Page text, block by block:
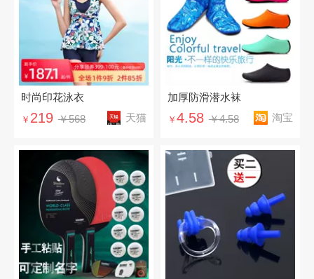
时尚印花泳衣
￥ 219 ￥568 天猫
加厚防滑潜水袜
￥ 4.58 ￥4.58 淘宝